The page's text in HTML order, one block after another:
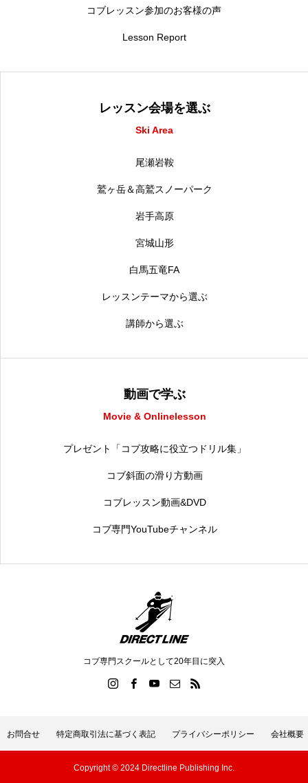
コブレッスン参加のお客様の声
Lesson Report
レッスン会場を選ぶ
Ski Area
尾瀬岩鞍
鷲ヶ岳＆高鷲スノーパーク
岩手高原
宮城山形
白馬五竜FA
レッスンテーマから選ぶ
講師から選ぶ
動画で学ぶ
Movie & Onlinelesson
プレゼント「コブ攻略に役立つドリル集」
コブ斜面の滑り方動画
コブレッスン動画&DVD
コブ専門YouTubeチャンネル
コブ専門スクールとして20年目に突入
お問合せ 特定商取引法に基づく表記 プライバシーポリシー 会社概要
Copyright © 2024 Directline Publishing Inc.